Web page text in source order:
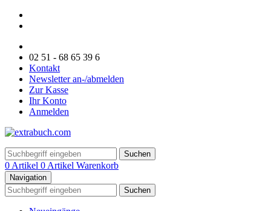
02 51 - 68 65 39 6
Kontakt
Newsletter an-/abmelden
Zur Kasse
Ihr Konto
Anmelden
Suchen
0 Artikel 0 Artikel Warenkorb
Navigation
Suchen